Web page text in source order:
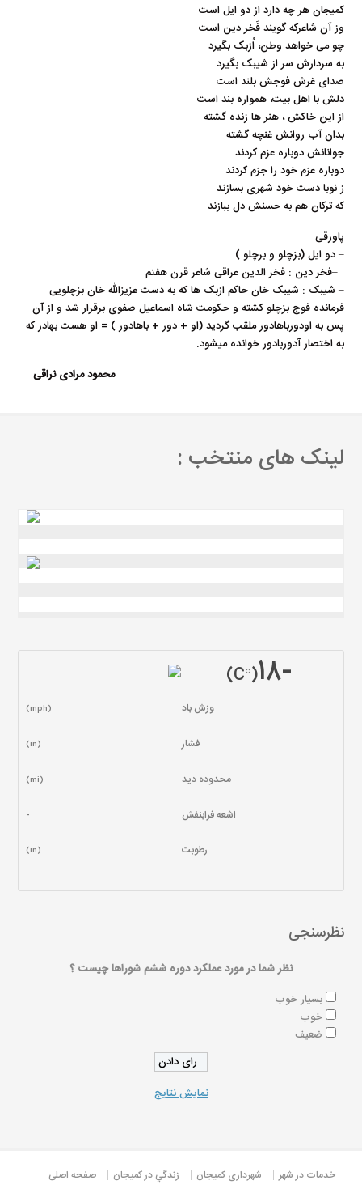
کمیجان هر چه دارد از دو ایل است
وز آن شاعرکه گویند فَخر دین است
چو می خواهد وطن، اُزبک بگیرد
به سردارش سر از شیبک بگیرد
صدای غرش فوجش بلند است
دلش با اهل بیت، همواره بند است
از این خاکش ، هنر ها زنده گشته
بدان آب روانش غنچه گشته
جوانانش دوباره عزم کردند
دوباره عزم خود را جزم کردند
ز نوبا دست خود شهری بسازند
که ترکان هم به حسنش دل ببازند
پاورقی
– دو ایل (بزچلو و برچلو(
–فخر دین : فخر الدین عراقی شاعر قرن هفتم
– شیبک : شیبک خان حاکم ازبک ها که به دست عزیزالله خان بزچلویی
فرمانده فوج بزچلو کشته و حکومت شاه اسماعیل صفوی برقرار شد و از آن
پس به اودورباهادور ملقب گردید (او + دور + باهادور ) = او هست بهادر که
به اختصار آدوربادور خوانده میشود.
محمود مرادی نراقی
لینک های منتخب :
-١٨ (°C)
وزش باد (mph)
فشار (in)
محدوده دید (mi)
اشعه فرابنفش -
رطوبت (in)
نظرسنجی
نظر شما در مورد عملکرد دوره ششم شوراها چیست ؟
بسیار خوب
خوب
ضعیف
نمایش نتایج
صفحه اصلی زندگي در كميجان شهرداری کمیجان
خدمات در شهر